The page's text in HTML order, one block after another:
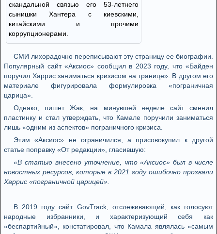
скандальной связью его 53-летнего
сынишки Хантера с киевскими,
китайскими и прочими
коррупционерами.
СМИ лихорадочно переписывают эту страницу ее биографии.
Популярный сайт «Аксиос» сообщил в 2023 году, что «Байден
поручил Харрис заниматься кризисом на границе». В другом его
материале фигурировала формулировка «пограничная
царица».
Однако, пишет Жак, на минувшей неделе сайт сменил
пластинку и стал утверждать, что Камале поручили заниматься
лишь «одним из аспектов» пограничного кризиса.
Этим «Аксиос» не ограничился, а присовокупил к другой
статье поправку «От редакции», гласившую:
«В статью внесено уточнение, что «Аксиос» был в числе
новостных ресурсов, которые в 2021 году ошибочно прозвали
Харрис «пограничной царицей».
В 2019 году сайт GovTrack, отслеживающий, как голосуют
народные избранники, и характеризующий себя как
«беспартийный», констатировал, что Камала являлась «самым